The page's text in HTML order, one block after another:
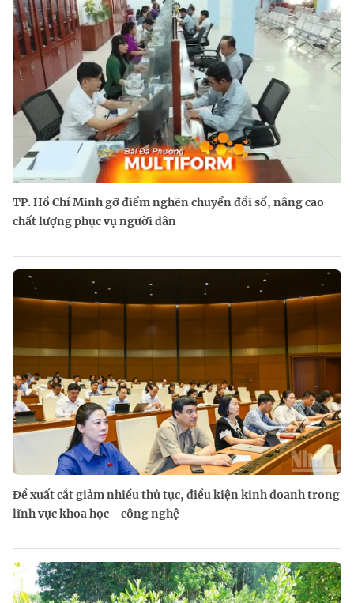
TP. Hồ Chí Minh gỡ điểm nghẽn chuyển đổi số, nâng cao
chất lượng phục vụ người dân
Đề xuất cắt giảm nhiều thủ tục, điều kiện kinh doanh trong
lĩnh vực khoa học - công nghệ